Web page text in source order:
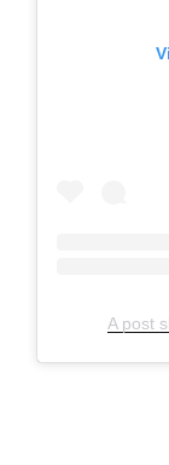
A post